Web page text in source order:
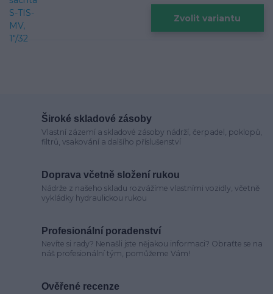
Zvolit variantu
Široké skladové zásoby
Vlastní zázemí a skladové zásoby nádrží, čerpadel, poklopů,
filtrů, vsakování a dalšího příslušenství
Doprava včetně složení rukou
Nádrže z našeho skladu rozvážíme vlastními vozidly, včetně
vykládky hydraulickou rukou
Profesionální poradenství
Nevíte si rady? Nenašli jste nějakou informaci? Obraťte se na
náš profesionální tým, pomůžeme Vám!
Ověřené recenze